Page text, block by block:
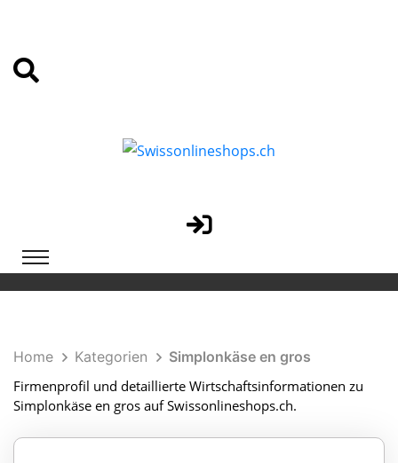
Home Kategorien
Simplonkäse en gros
Firmenprofil und detaillierte Wirtschaftsinformationen zu
Simplonkäse en gros auf Swissonlineshops.ch.